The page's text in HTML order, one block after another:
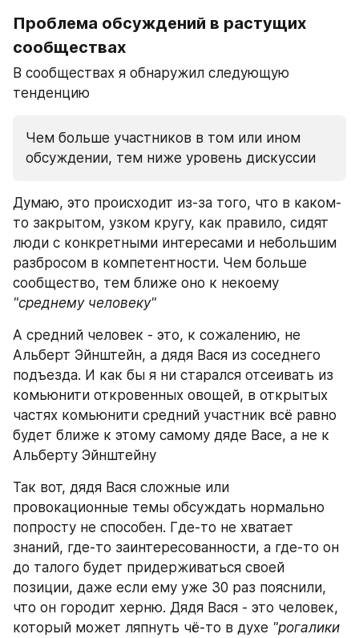
Проблема обсуждений в растущих
сообществах
В сообществах я обнаружил следующую
тенденцию
Чем больше участников в том или ином
обсуждении, тем ниже уровень дискуссии
Думаю, это происходит из-за того, что в каком-
то закрытом, узком кругу, как правило, сидят
люди с конкретными интересами и небольшим
разбросом в компетентности. Чем больше
"среднему человеку"
А средний человек - это, к сожалению, не
Альберт Эйнштейн, а дядя Вася из соседнего
подъезда. И как бы я ни старался отсеивать из
комьюнити откровенных овощей, в открытых
частях комьюнити средний участник всё равно
будет ближе к этому самому дяде Васе, а не к
Альберту Эйнштейну
Так вот, дядя Вася сложные или
провокационные темы обсуждать нормально
попросту не способен. Где-то не хватает
знаний, где-то заинтересованности, а где-то он
до талого будет придерживаться своей
позиции, даже если ему уже 30 раз пояснили,
что он городит херню. Дядя Вася - это человек,
который может ляпнуть чё-то в духе "рогалики